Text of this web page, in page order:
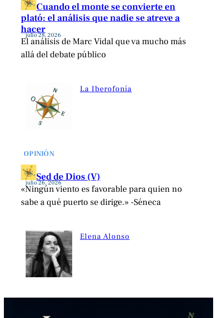
Cuando el monte se convierte en
plató: el análisis que nadie se atreve a
hacer
julio 28, 2026
El análisis de Marc Vidal que va mucho más
allá del debate público
La Iberofonía
OPINIÓN
Sed de Dios (V)
julio 26, 2026
«Ningún viento es favorable para quien no
sabe a qué puerto se dirige.» -Séneca
Elena Alonso